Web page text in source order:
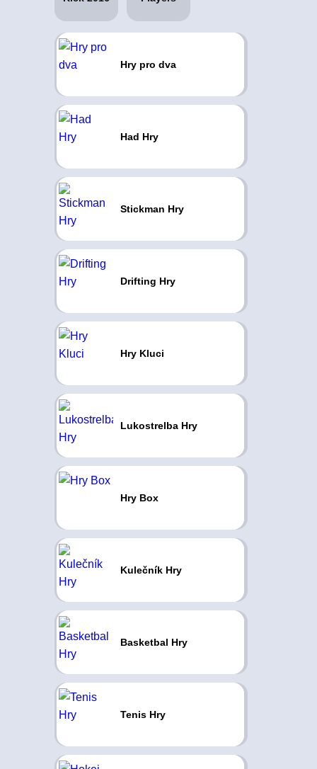
Hry pro dva
Had Hry
Stickman Hry
Drifting Hry
Hry Kluci
Lukostrelba Hry
Hry Box
Kulečník Hry
Basketbal Hry
Tenis Hry